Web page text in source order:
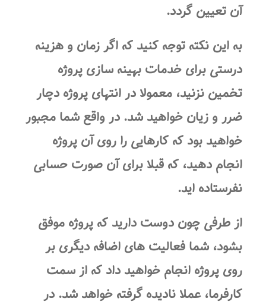
آن تعیین گردد.
به این نکته توجه کنید که اگر زمان و هزینه
درستی برای خدمات بهینه سازی پروژه
تخمین نزنید، معمولا در انتهای پروژه دچار
ضرر و زیان خواهید شد. در واقع شما مجبور
خواهید بود که کارهایی را روی آن پروژه
انجام دهید، که قبلا برای آن صورت حسابی
نفرستاده اید.
از طرفی چون دوست دارید که پروژه موفق
بشود، شما فعالیت های اضافه دیگری بر
روی پروژه انجام خواهید داد که از سمت
کارفرما، عملا نادیده گرفته خواهد شد. در